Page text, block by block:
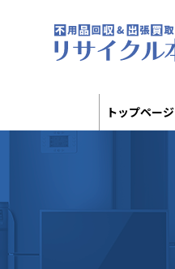
トップページ